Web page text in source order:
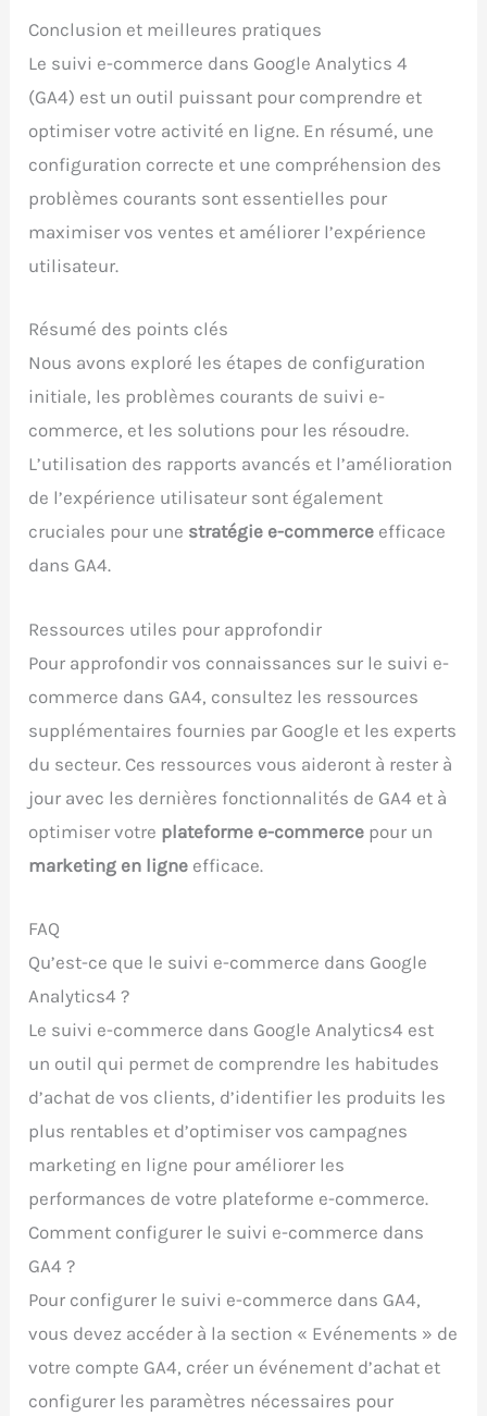
Conclusion et meilleures pratiques
Le suivi e-commerce dans Google Analytics 4
(GA4) est un outil puissant pour comprendre et
optimiser votre activité en ligne. En résumé, une
configuration correcte et une compréhension des
problèmes courants sont essentielles pour
maximiser vos ventes et améliorer l’expérience
utilisateur.
Résumé des points clés
Nous avons exploré les étapes de configuration
initiale, les problèmes courants de suivi e-
commerce, et les solutions pour les résoudre.
L’utilisation des rapports avancés et l’amélioration
de l’expérience utilisateur sont également
cruciales pour une stratégie e-commerce efficace
dans GA4.
Ressources utiles pour approfondir
Pour approfondir vos connaissances sur le suivi e-
commerce dans GA4, consultez les ressources
supplémentaires fournies par Google et les experts
du secteur. Ces ressources vous aideront à rester à
jour avec les dernières fonctionnalités de GA4 et à
optimiser votre plateforme e-commerce pour un
marketing en ligne efficace.
FAQ
Qu’est-ce que le suivi e-commerce dans Google
Analytics4 ?
Le suivi e-commerce dans Google Analytics4 est
un outil qui permet de comprendre les habitudes
d’achat de vos clients, d’identifier les produits les
plus rentables et d’optimiser vos campagnes
marketing en ligne pour améliorer les
performances de votre plateforme e-commerce.
Comment configurer le suivi e-commerce dans
GA4 ?
Pour configurer le suivi e-commerce dans GA4,
vous devez accéder à la section « Evénements » de
votre compte GA4, créer un événement d’achat et
configurer les paramètres nécessaires pour